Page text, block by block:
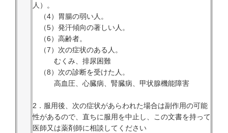
人）。
（4）胃腸の弱い人。
（5）発汗傾向の著しい人。
（6）高齢者。
（7）次の症状のある人。
むくみ、排尿困難
（8）次の診断を受けた人。
高血圧、心臓病、腎臓病、甲状腺機能障害
2．服用後、次の症状があらわれた場合は副作用の可能
性があるので、直ちに服用を中止し、この文書を持って
医師又は薬剤師に相談してください